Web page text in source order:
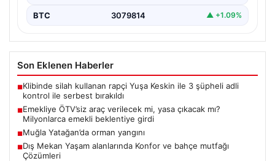
BTC 3079814 ▲ +1.09%
Son Eklenen Haberler
■Klibinde silah kullanan rapçi Yuşa Keskin ile 3 şüpheli adli
kontrol ile serbest bırakıldı
■Emekliye ÖTV’siz araç verilecek mi, yasa çıkacak mı?
Milyonlarca emekli beklentiye girdi
■Muğla Yatağan’da orman yangını
■Dış Mekan Yaşam alanlarında Konfor ve bahçe mutfağı
Çözümleri